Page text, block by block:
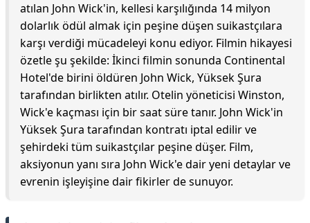
atılan John Wick'in, kellesi karşılığında 14 milyon
dolarlık ödül almak için peşine düşen suikastçılara
karşı verdiği mücadeleyi konu ediyor. Filmin hikayesi
özetle şu şekilde: İkinci filmin sonunda Continental
Hotel'de birini öldüren John Wick, Yüksek Şura
tarafından birlikten atılır. Otelin yöneticisi Winston,
Wick'e kaçması için bir saat süre tanır. John Wick'in
Yüksek Şura tarafından kontratı iptal edilir ve
şehirdeki tüm suikastçılar peşine düşer. Film,
aksiyonun yanı sıra John Wick'e dair yeni detaylar ve
evrenin işleyişine dair fikirler de sunuyor.